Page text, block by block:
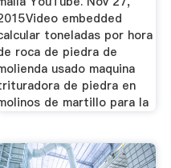
embedded
toneladas por hora
roca de piedra de
usado maquina
de piedra en
de martillo para la